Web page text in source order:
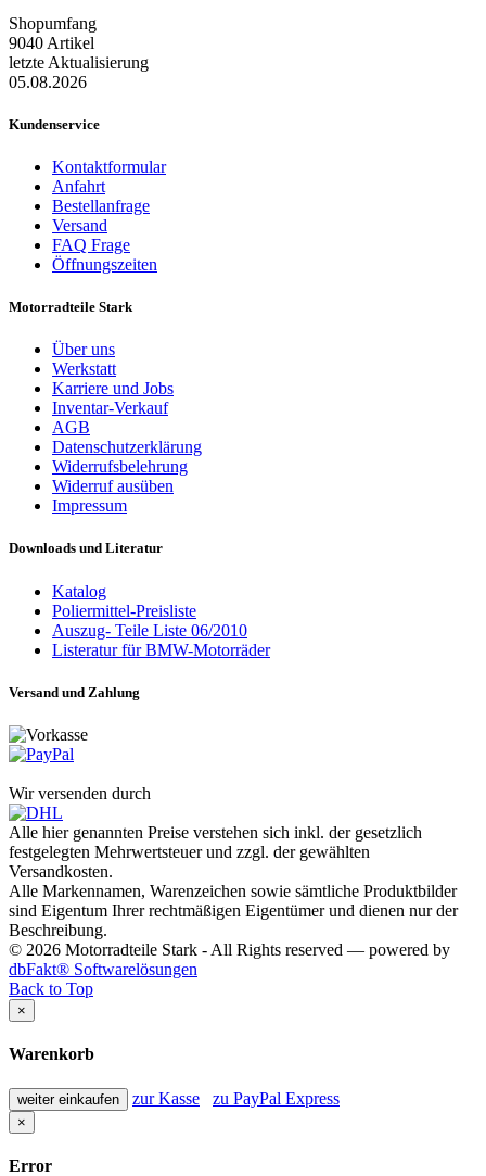
Shopumfang
9040 Artikel
letzte Aktualisierung
05.08.2026
Kundenservice
Kontaktformular
Anfahrt
Bestellanfrage
Versand
FAQ Frage
Öffnungszeiten
Motorradteile Stark
Über uns
Werkstatt
Karriere und Jobs
Inventar-Verkauf
AGB
Datenschutzerklärung
Widerrufsbelehrung
Widerruf ausüben
Impressum
Downloads und Literatur
Katalog
Poliermittel-Preisliste
Auszug- Teile Liste 06/2010
Listeratur für BMW-Motorräder
Versand und Zahlung
Wir versenden durch
Alle hier genannten Preise verstehen sich inkl. der gesetzlich
festgelegten Mehrwertsteuer und zzgl. der gewählten
Versandkosten.
Alle Markennamen, Warenzeichen sowie sämtliche Produktbilder
sind Eigentum Ihrer rechtmäßigen Eigentümer und dienen nur der
Beschreibung.
© 2026 Motorradteile Stark - All Rights reserved — powered by
dbFakt® Softwarelösungen
Back to Top
×
Warenkorb
weiter einkaufen zur Kasse zu PayPal Express
×
Error